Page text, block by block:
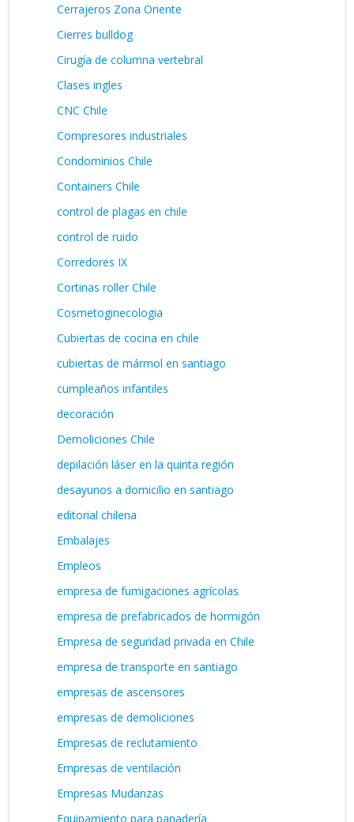
Cerrajeros Zona Oriente
Cierres bulldog
Cirugía de columna vertebral
Clases ingles
CNC Chile
Compresores industriales
Condominios Chile
Containers Chile
control de plagas en chile
control de ruido
Corredores IX
Cortinas roller Chile
Cosmetoginecologia
Cubiertas de cocina en chile
cubiertas de mármol en santiago
cumpleaños infantiles
decoración
Demoliciones Chile
depilación láser en la quinta región
desayunos a domicilio en santiago
editorial chilena
Embalajes
Empleos
empresa de fumigaciones agrícolas
empresa de prefabricados de hormigón
Empresa de seguridad privada en Chile
empresa de transporte en santiago
empresas de ascensores
empresas de demoliciones
Empresas de reclutamiento
Empresas de ventilación
Empresas Mudanzas
Equipamiento para panadería